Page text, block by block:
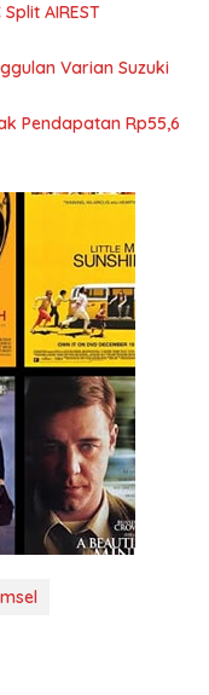
AIREST
Varian Suzuki
Pendapatan Rp55,6